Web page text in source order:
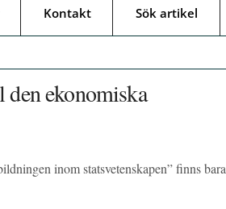
Kontakt Sök artikel
ekonomiska
inom statsvetenskapen” finns bara